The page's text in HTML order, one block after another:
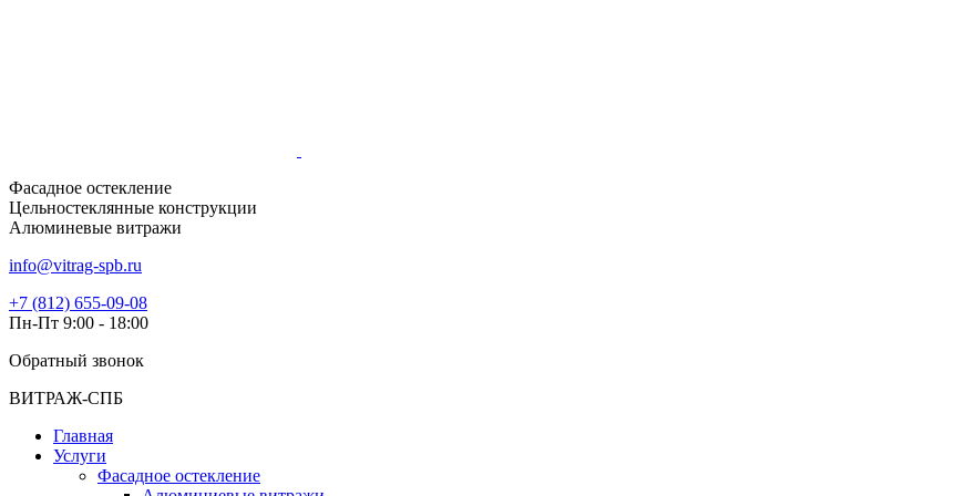
Фасадное остекление
Цельностеклянные конструкции
Алюминевые витражи
info@vitrag-spb.ru
+7 (812) 655-09-08
Пн-Пт 9:00 - 18:00
Обратный звонок
ВИТРАЖ-СПБ
Главная
Услуги
Фасадное остекление